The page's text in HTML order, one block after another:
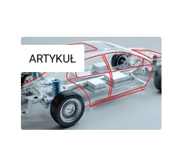
ARTYKUŁ